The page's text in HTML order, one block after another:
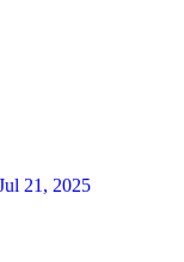
21, 2025